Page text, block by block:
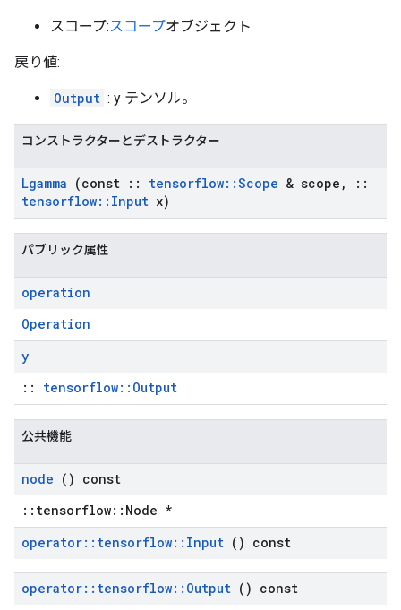
スコープ:スコープオブジェクト
戻り値:
Output : y テンソル。
コンストラクターとデストラクター
Lgamma (const :: tensorflow::Scope & scope ,
::
tensorflow:: Input x)
パブリック属性
operation
Operation
y
:: tensorflow::Output
公共機能
node () const
::tensorflow::Node *
operator:: tensorflow:: Input () const
operator:: tensorflow:: Output () const